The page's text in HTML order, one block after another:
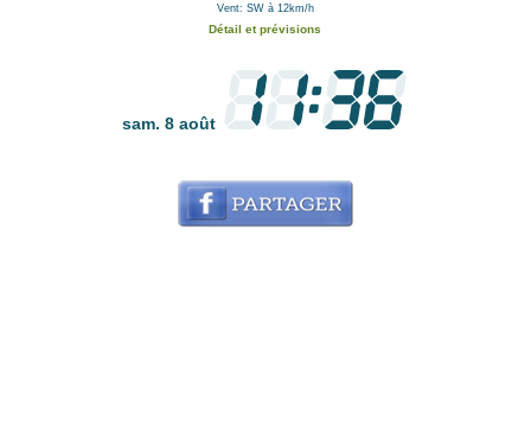
Vent: SW à 12km/h
Détail et prévisions
sam. 8 août